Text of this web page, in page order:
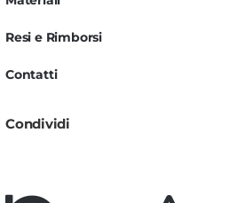
Manica
Corta
Resi e Rimborsi
Contatti
Condividi